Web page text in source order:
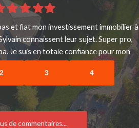
Filled
star
Filled
star
Filled
star
Filled
star
et fiat mon investissement immobilier à
connaissent leur sujet. Super pro,
Je suis en totale confiance pour mon
projet de 2020.
2 3 4
de commentaires...